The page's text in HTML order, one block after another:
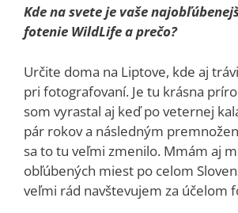
Kde na svete je vaše
fotenie WildLife a prečo?
Určite doma na Liptove, kde aj
pri fotografovaní. Je tu krásna
som vyrastal aj keď po veternej
pár rokov a následným
sa to tu veľmi zmenilo. Mmám aj
obľúbených miest po celom
veľmi rád navštevujem za účelom